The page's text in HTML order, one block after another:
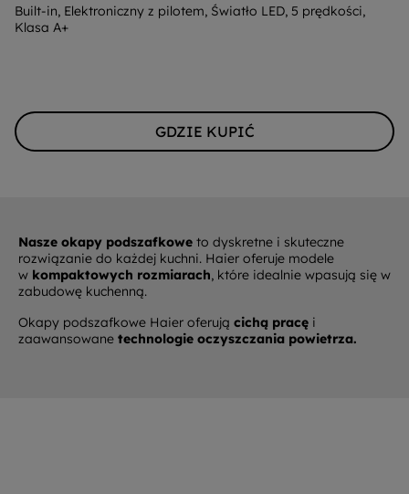
energii
Youreko.
Built-in, Elektroniczny z pilotem, Światło LED, 5 prędkości,
Klasa A+
GDZIE KUPIĆ
Nasze okapy podszafkowe to dyskretne i skuteczne
rozwiązanie do każdej kuchni. Haier oferuje modele
w kompaktowych rozmiarach, które idealnie wpasują się w
zabudowę kuchenną.
Okapy podszafkowe Haier oferują cichą pracę i
zaawansowane technologie oczyszczania powietrza.